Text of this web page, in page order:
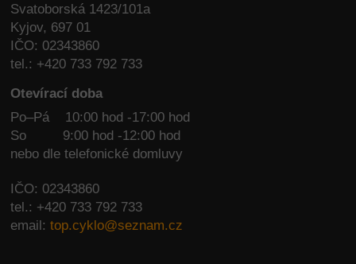
Svatoborská 1423/101a
Kyjov, 697 01
IČO: 02343860
tel.: +420 733 792 733
Otevírací doba
Po–Pá 10:00 hod -17:00 hod
So
9:00 hod -12:00 hod
nebo dle telefonické domluvy
IČO: 02343860
tel.: +420 733 792 733
email:top.cyklo@seznam.cz